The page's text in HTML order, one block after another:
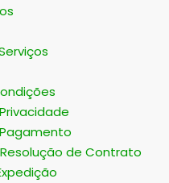
de Contrato